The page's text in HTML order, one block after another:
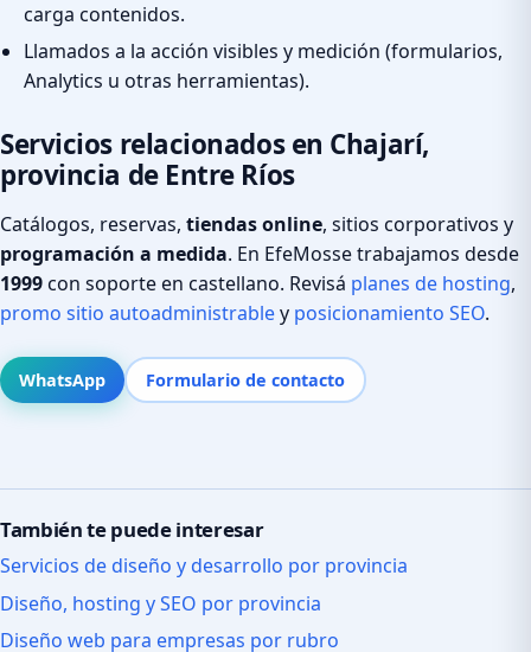
carga contenidos.
Llamados a la acción visibles y medición (formularios,
Analytics u otras herramientas).
Servicios relacionados en Chajarí,
provincia de Entre Ríos
Catálogos, reservas, tiendas online, sitios corporativos y
programación a medida. En EfeMosse trabajamos desde
1999con soporte en castellano. Revisá planes de hosting,
promo sitio autoadministrabley posicionamiento SEO.
WhatsApp Formulario de contacto
También te puede interesar
Servicios de diseño y desarrollo por provincia
Diseño, hosting y SEO por provincia
Diseño web para empresas por rubro